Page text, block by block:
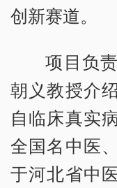
创新赛道。
项目负
朝义教授介
自临床真实
全国名中医
于河北省中